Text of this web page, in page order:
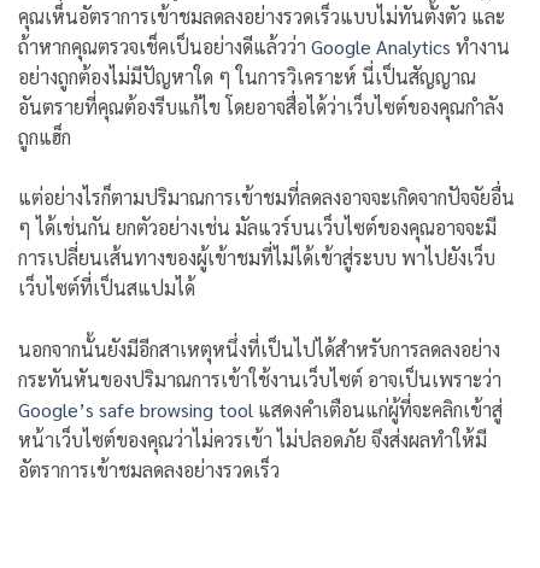
คุณเห็นอัตราการเข้าชมลดลงอย่างรวดเร็วแบบไม่ทันตั้งตัว และ
ถ้าหากคุณตรวจเช็คเป็นอย่างดีแล้วว่า Google Analytics ทำงาน
อย่างถูกต้องไม่มีปัญหาใด ๆ ในการวิเคราะห์ นี่เป็นสัญญาณ
อันตรายที่คุณต้องรีบแก้ไข โดยอาจสื่อได้ว่าเว็บไซต์ของคุณกำลัง
ถูกแฮ็ก
แต่อย่างไรก็ตามปริมาณการเข้าชมที่ลดลงอาจจะเกิดจากปัจจัยอื่น
ๆ ได้เช่นกัน ยกตัวอย่างเช่น มัลแวร์บนเว็บไซต์ของคุณอาจจะมี
การเปลี่ยนเส้นทางของผู้เข้าชมที่ไม่ได้เข้าสู่ระบบ พาไปยังเว็บ
เว็บไซต์ที่เป็นสแปมได้
นอกจากนั้นยังมีอีกสาเหตุหนึ่งที่เป็นไปได้สำหรับการลดลงอย่าง
กระทันหันของปริมาณการเข้าใช้งานเว็บไซต์ อาจเป็นเพราะว่า
Google’s safe browsing tool แสดงคำเตือนแก่ผู้ที่จะคลิกเข้าสู่
หน้าเว็บไซต์ของคุณว่าไม่ควรเข้า ไม่ปลอดภัย จึงส่งผลทำให้มี
อัตราการเข้าชมลดลงอย่างรวดเร็ว